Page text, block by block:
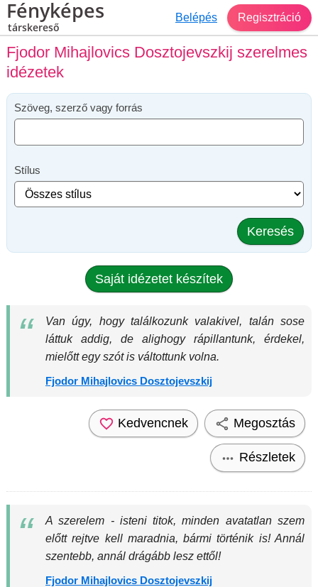
Fényképes
társkereső
Belépés Regisztráció
Fjodor Mihajlovics Dosztojevszkij szerelmes
idézetek
Szöveg, szerző vagy forrás
Stílus
Keresés
Saját idézetet készítek
Van úgy, hogy találkozunk valakivel, talán sose
láttuk addig, de alighogy rápillantunk, érdekel,
mielőtt egy szót is váltottunk volna.
Fjodor Mihajlovics Dosztojevszkij
Kedvencnek Megosztás
Részletek
A szerelem - isteni titok, minden avatatlan szem
előtt rejtve kell maradnia, bármi történik is! Annál
szentebb, annál drágább lesz ettől!
Fjodor Mihajlovics Dosztojevszkij